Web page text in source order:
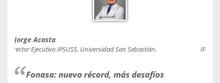
Jorge Acosta
Director Ejecutivo IPSUSS, Universidad San Sebastián.
Fonasa: nuevo récord, más desafíos